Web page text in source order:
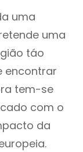
uma
uma
táo
encontrar
tem-se
com o
da